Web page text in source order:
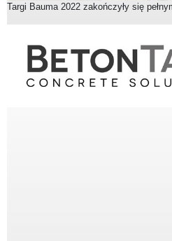
Targi Bauma 2022 zakończyły się